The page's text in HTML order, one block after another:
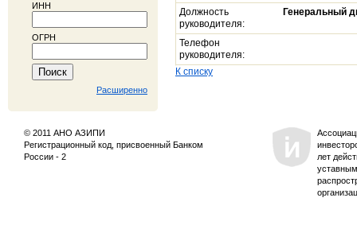
ИНН
ОГРН
Расширенно
Должность
руководителя:
Генеральный
Телефон
руководителя:
К списку
© 2011 АНО АЗИПИ
Регистрационный код, присвоенный Банком
России - 2
лет